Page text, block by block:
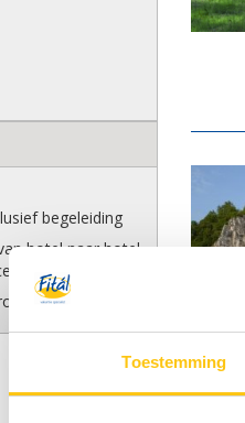
Toestemming
begeleiding
hotel naar hotel